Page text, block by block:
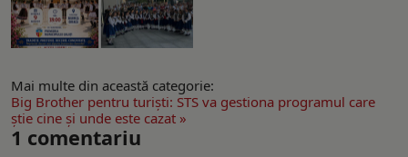
Mai multe din această categorie:
Big Brother pentru turişti: STS va gestiona programul care
ştie cine şi unde este cazat »
1 comentariu